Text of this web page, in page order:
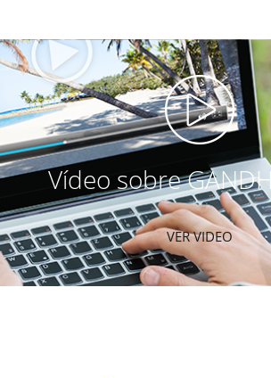
Vídeo sobre
VER VIDEO